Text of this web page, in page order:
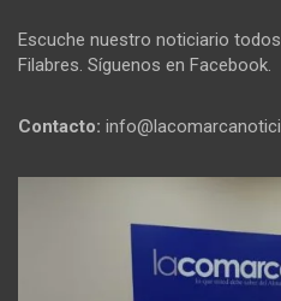
Escuche nuestro noticiario
Filabres. Síguenos en Facebook.
Contacto: